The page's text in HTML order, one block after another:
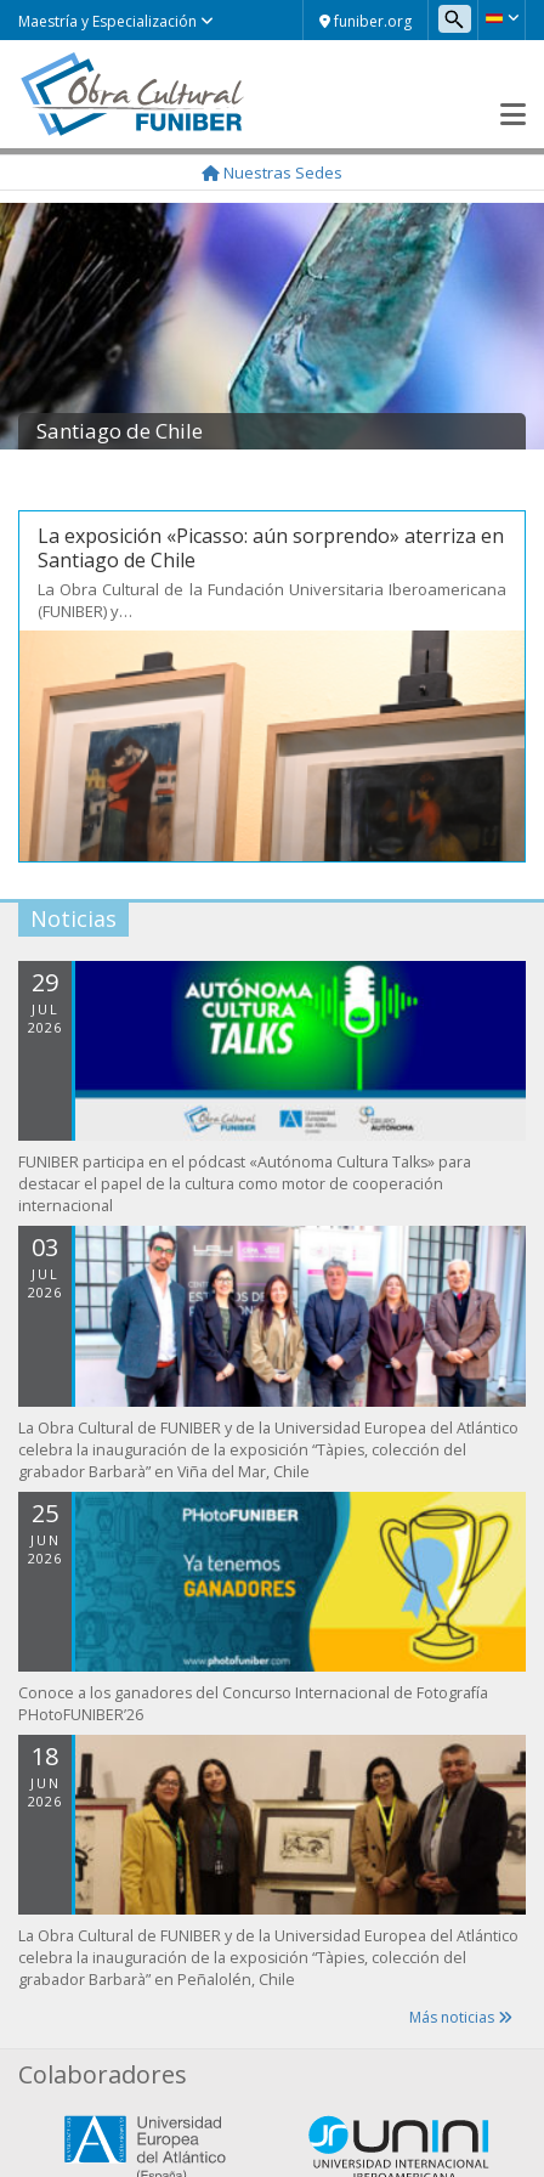
funiber.org
Maestría y Especialización
Nuestras Sedes
Santiago de Chile
La exposición «Picasso: aún sorprendo» aterriza en
Santiago de Chile
La Obra Cultural de la Fundación Universitaria Iberoamericana
(FUNIBER) y…
Noticias
29
JUL
2026
FUNIBER participa en el pódcast «Autónoma Cultura Talks» para
destacar el papel de la cultura como motor de cooperación
internacional
03
JUL
2026
La Obra Cultural de FUNIBER y de la Universidad Europea del Atlántico
celebra la inauguración de la exposición “Tàpies, colección del
grabador Barbarà” en Viña del Mar, Chile
25
JUN
2026
Conoce a los ganadores del Concurso Internacional de Fotografía
PHotoFUNIBER’26
18
JUN
2026
La Obra Cultural de FUNIBER y de la Universidad Europea del Atlántico
celebra la inauguración de la exposición “Tàpies, colección del
grabador Barbarà” en Peñalolén, Chile
Más noticias
Colaboradores